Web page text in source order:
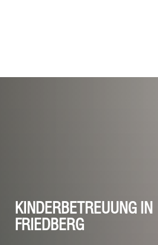
KINDERBETREUUNG IN
FRIEDBERG